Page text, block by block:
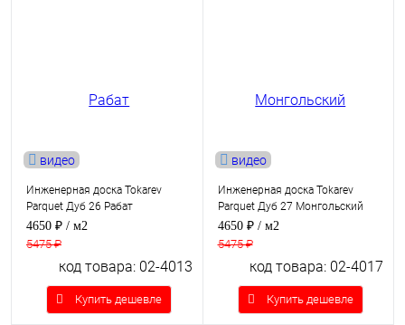
видео
Инженерная доска Tokarev
Parquet Дуб 26 Рабат
4650 ₽ / м2
5475 ₽
код товара: 02-4013
Купить дешевле
видео
Инженерная доска Tokarev
Parquet Дуб 27 Монгольский
4650 ₽ / м2
5475 ₽
код товара: 02-4017
Купить дешевле